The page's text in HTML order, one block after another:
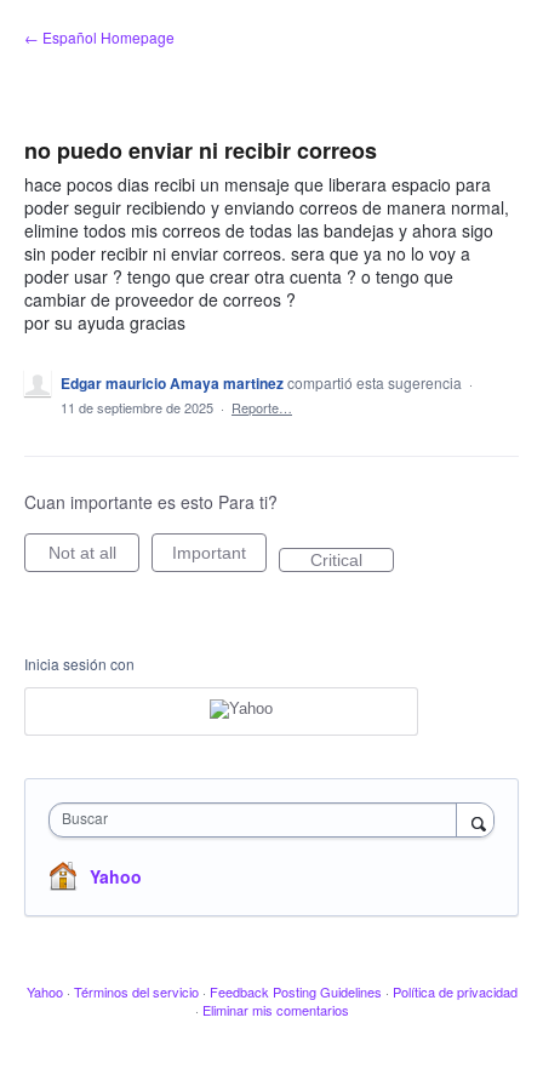
saltar
al
← Español Homepage
no puedo enviar ni recibir correos
hace pocos dias recibi un mensaje que liberara espacio para
poder seguir recibiendo y enviando correos de manera normal,
elimine todos mis correos de todas las bandejas y ahora sigo
sin poder recibir ni enviar correos. sera que ya no lo voy a
poder usar ? tengo que crear otra cuenta ? o tengo que
cambiar de proveedor de correos ?
por su ayuda gracias
Edgar mauricio Amaya martinezcompartió esta sugerencia ·
11 de septiembre de 2025 · Reporte…
Cuan importante es esto Para ti?
Not at all Important Critical
Inicia sesión con
Buscar
Yahoo
Yahoo · Términos del servicio · Feedback Posting Guidelines · Política de privacidad
· Eliminar mis comentarios